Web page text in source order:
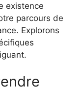
existence
parcours de
Explorons